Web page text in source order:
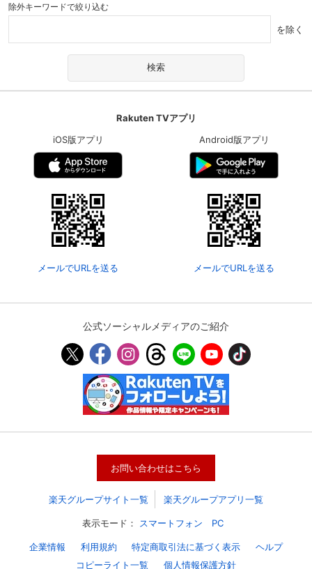
会員情報
基本情報、本人連絡先、パスワード 、クレ
ジットカード情報の変更が可能です。
決済方法の変更が可能です。
除外キーワードで絞り込む
を除く
Rakuten TVアプリ
iOS版アプリ
メールでURLを送る
Android版アプリ
メールでURLを送る
公式ソーシャルメディアのご紹介
お問い合わせはこちら
楽天グループサイト一覧 楽天グループアプリ一覧
表示モード： スマートフォン PC
企業情報 利用規約 特定商取引法に基づく表示
ヘルプ
コピーライト一覧
個人情報保護方針